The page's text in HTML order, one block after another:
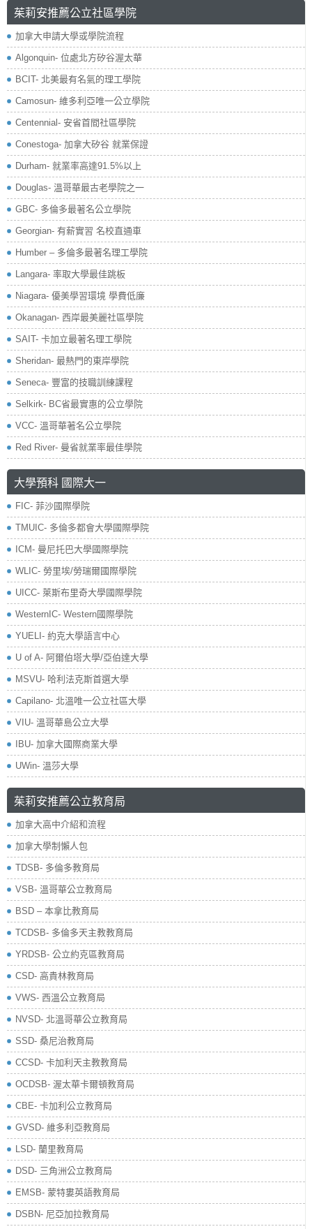
茱莉安推薦公立社區學院
加拿大申請大學或學院流程
Algonquin- 位處北方矽谷渥太華
BCIT- 北美最有名氣的理工學院
Camosun- 維多利亞唯一公立學院
Centennial- 安省首間社區學院
Conestoga- 加拿大矽谷 就業保證
Durham- 就業率高達91.5%以上
Douglas- 溫哥華最古老學院之一
GBC- 多倫多最著名公立學院
Georgian- 有薪實習 名校直通車
Humber – 多倫多最著名理工學院
Langara- 率取大學最佳跳板
Niagara- 優美學習環境 學費低廉
Okanagan- 西岸最美麗社區學院
SAIT- 卡加立最著名理工學院
Sheridan- 最熱門的東岸學院
Seneca- 豐富的技職訓練課程
Selkirk- BC省最實惠的公立學院
VCC- 溫哥華著名公立學院
Red River- 曼省就業率最佳學院
大學預科 國際大一
FIC- 菲沙國際學院
TMUIC- 多倫多都會大學國際學院
ICM- 曼尼托巴大學國際學院
WLIC- 勞里埃/勞瑞爾國際學院
UICC- 萊斯布里奇大學國際學院
WesternIC- Western國際學院
YUELI- 約克大學語言中心
U of A- 阿爾伯塔大學/亞伯達大學
MSVU- 哈利法克斯首選大學
Capilano- 北溫唯一公立社區大學
VIU- 溫哥華島公立大學
IBU- 加拿大國際商業大學
UWin- 溫莎大學
茱莉安推薦公立教育局
加拿大高中介紹和流程
加拿大學制懶人包
TDSB- 多倫多教育局
VSB- 溫哥華公立教育局
BSD – 本拿比教育局
TCDSB- 多倫多天主教教育局
YRDSB- 公立約克區教育局
​CSD- 高貴林教育局
VWS- 西溫公立教育局
NVSD- 北溫哥華公立教育局
SSD- 桑尼治教育局
CCSD- 卡加利天主教教育局
OCDSB- 渥太華卡爾頓教育局
CBE- 卡加利公立教育局
GVSD- 維多利亞教育局
LSD- 蘭里教育局
DSD- 三角洲公立教育局
EMSB- 蒙特婁英語教育局
DSBN- 尼亞加拉教育局